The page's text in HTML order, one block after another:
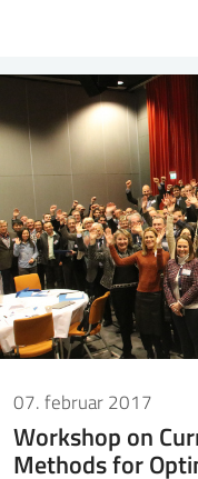
07. februar 2017
Workshop on
Methods for